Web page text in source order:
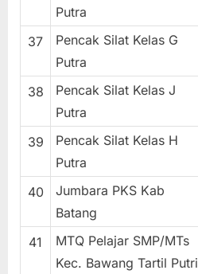
Putra
37
Pencak Silat Kelas G
Putra
38
Pencak Silat Kelas J
Putra
39
Pencak Silat Kelas H
Putra
40
Jumbara PKS Kab
Batang
41
MTQ Pelajar SMP/MTs
Kec. Bawang Tartil Putri